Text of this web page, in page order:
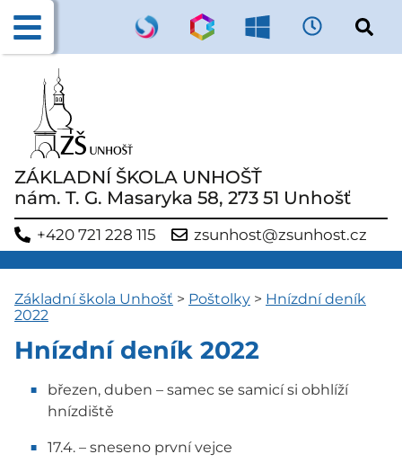
ZÁKLADNÍ ŠKOLA UNHOŠŤ
nám. T. G. Masaryka 58, 273 51 Unhošť
+420 721 228 115 zsunhost@zsunhost.cz
Základní škola Unhošť > Poštolky > Hnízdní deník
2022
Hnízdní deník 2022
březen, duben – samec se samicí si obhlíží
hnízdiště
17.4. – sneseno první vejce